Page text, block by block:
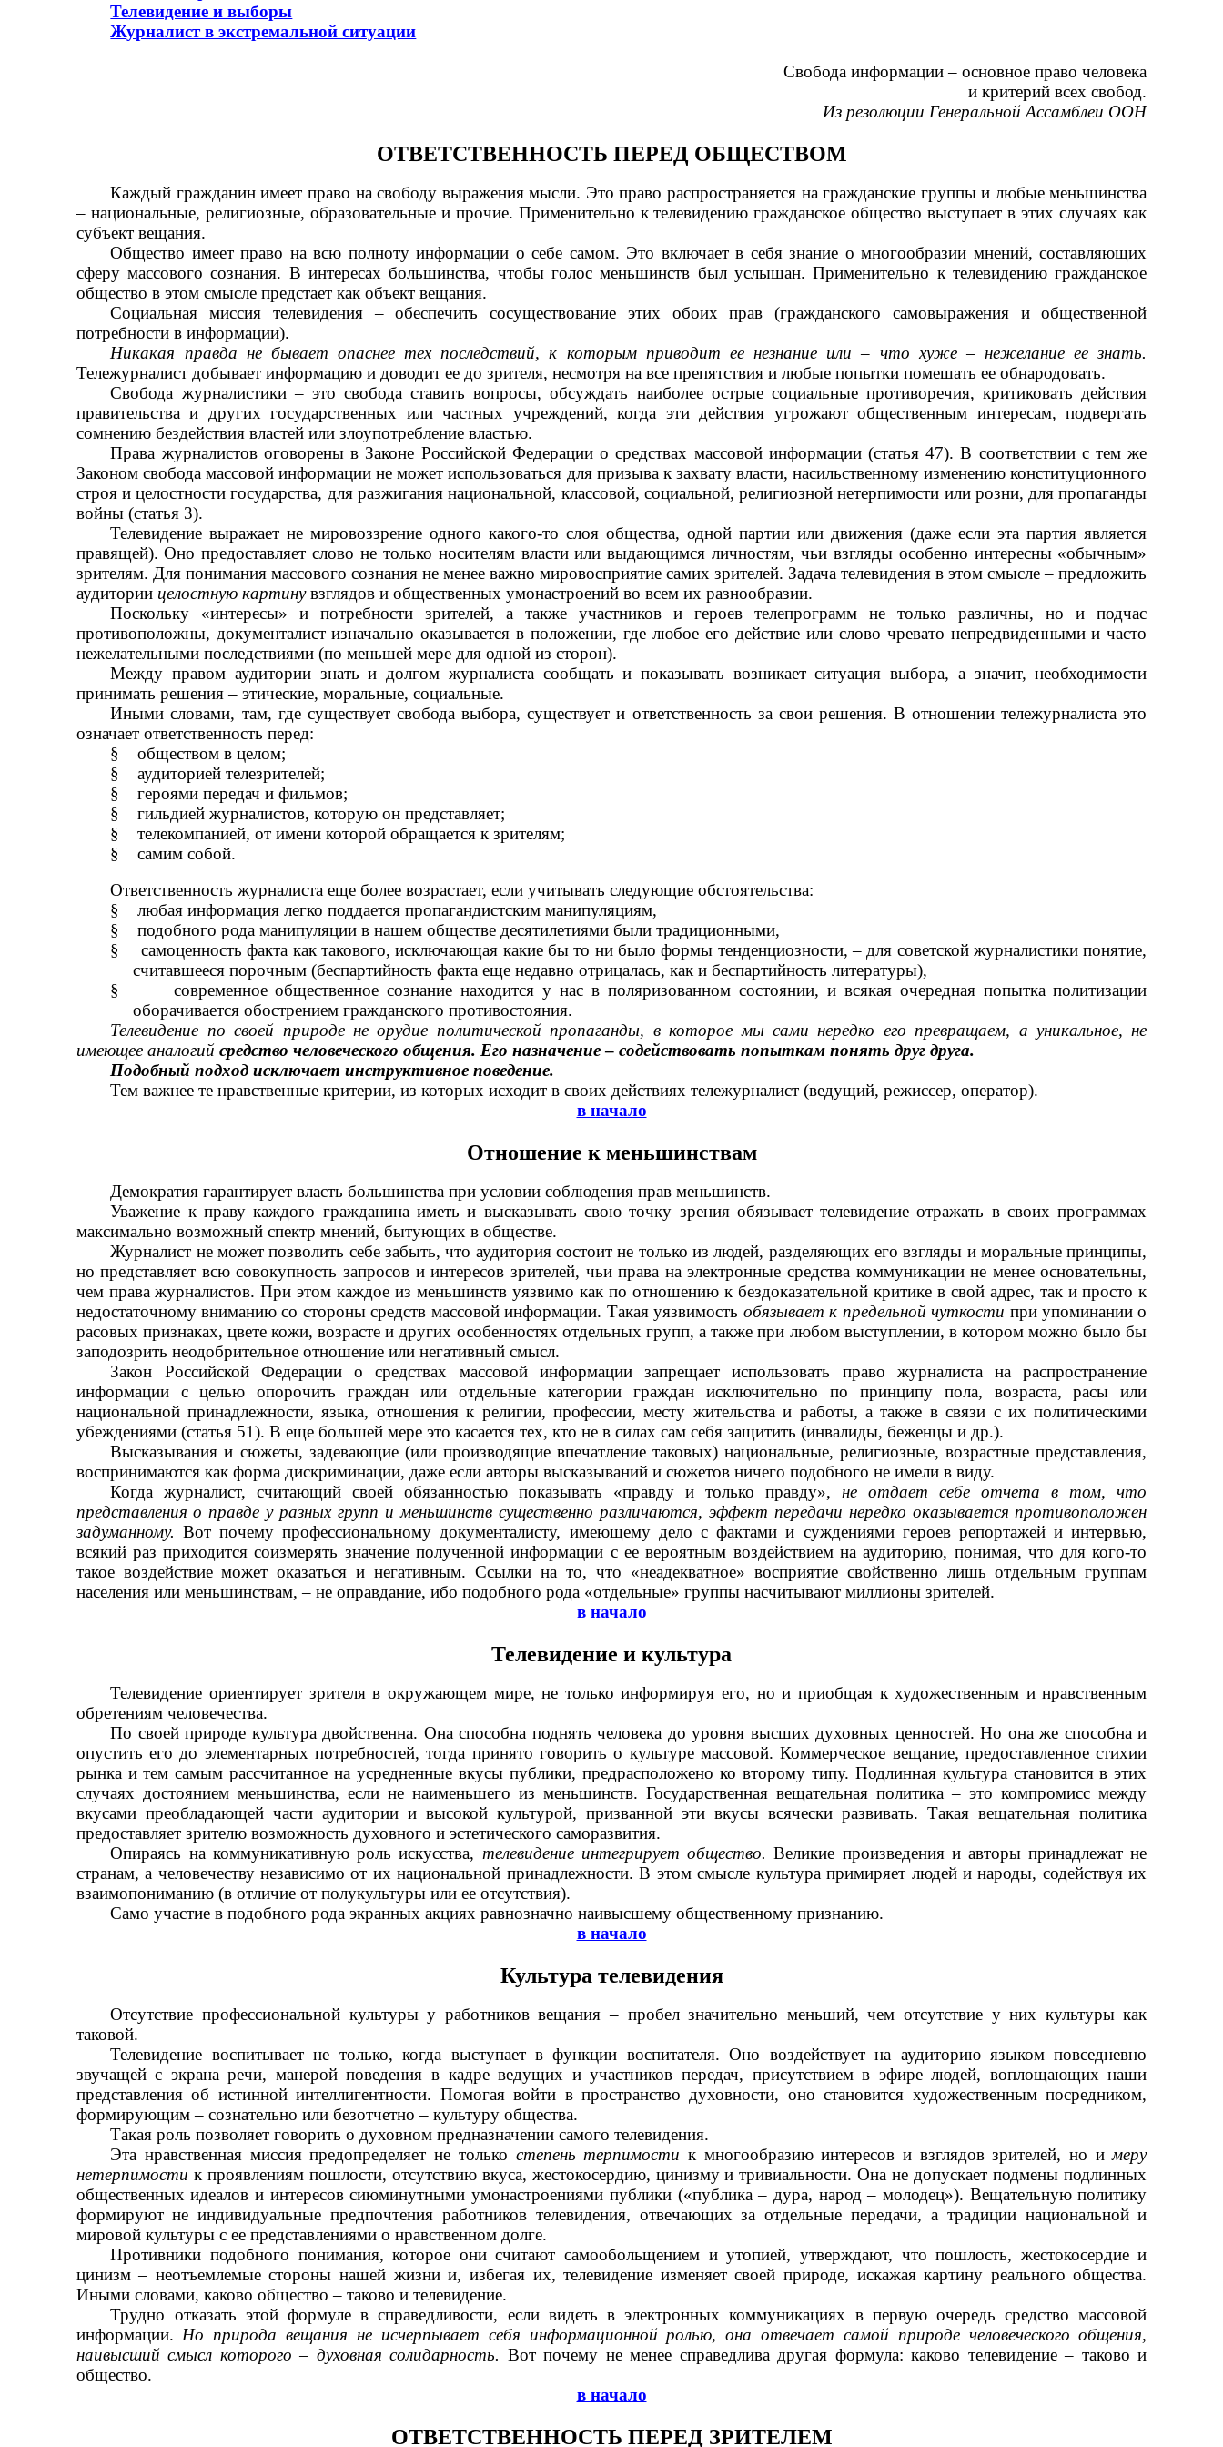
Телевидение и выборы
Журналист в экстремальной ситуации
Свобода информации– основное право человека
и критерий всех свобод.
Из резолюции Генеральной Ассамблеи ООН
ОТВЕТСТВЕННОСТЬ ПЕРЕД ОБЩЕСТВОМ
Каждый гражданин имеет право на свободу выражения мысли. Это право распространяется на гражданские группы и любые меньшинства
– национальные, религиозные, образовательные и прочие. Применительно к телевидению гражданское общество выступает в этих случаях как
субъект вещания.
Общество имеет право на всю полноту информации о себе самом. Это включает в себя знание о многообразии мнений, составляющих
сферу массового сознания. В интересах большинства, чтобы голос меньшинств был услышан. Применительно к телевидению гражданское
общество в этом смысле предстает как объект вещания.
Социальная миссия телевидения – обеспечить сосуществование этих обоих прав (гражданского самовыражения и общественной
потребности в информации).
Никакая правда не бывает опаснее тех последствий, к которым приводит ее незнание или– что хуже–нежелание ее знать.
Тележурналист добывает информацию и доводит ее до зрителя, несмотря на все препятствия и любые попытки помешать ее обнародовать.
Свобода журналистики – это свобода ставить вопросы, обсуждать наиболее острые социальные противоречия, критиковать действия
правительства и других государственных или частных учреждений, когда эти действия угрожают общественным интересам, подвергать
сомнению бездействия властей или злоупотребление властью.
Права журналистов оговорены в Законе Российской Федерации о средствах массовой информации (статья 47). В соответствии с тем же
Законом свобода массовой информации не может использоваться для призыва к захвату власти, насильственному изменению конституционного
строя и целостности государства, для разжигания национальной, классовой, социальной, религиозной нетерпимости или розни, для пропаганды
войны (статья 3).
Телевидение выражает не мировоззрение одного какого-то слоя общества, одной партии или движения (даже если эта партия является
правящей). Оно предоставляет слово не только носителям власти или выдающимся личностям, чьи взгляды особенно интересны «обычным»
зрителям. Для понимания массового сознания не менее важно мировосприятие самих зрителей. Задача телевидения в этом смысле – предложить
аудитории целостную картинувзглядов и общественных умонастроений во всем их разнообразии.
Поскольку «интересы» и потребности зрителей, а также участников и героев телепрограмм не только различны, но и подчас
противоположны, документалист изначально оказывается в положении, где любое его действие или слово чревато непредвиденными и часто
нежелательными последствиями (по меньшей мере для одной из сторон).
Между правом аудитории знать и долгом журналиста сообщать и показывать возникает ситуация выбора, а значит, необходимости
принимать решения – этические, моральные, социальные.
Иными словами, там, где существует свобода выбора, существует и ответственность за свои решения. В отношении тележурналиста это
означает ответственность перед:
§
обществом в целом;
§
аудиторией телезрителей;
§
героями передач и фильмов;
§
гильдией журналистов, которую он представляет;
§
телекомпанией, от имени которой обращается к зрителям;
§
самим собой.
Ответственность журналиста еще более возрастает, если учитывать следующие обстоятельства:
§
любая информация легко поддается пропагандистским манипуляциям,
§
подобного рода манипуляции в нашем обществе десятилетиями были традиционными,
§
самоценность факта как такового, исключающая какие бы то ни было формы тенденциозности, – для советской журналистики понятие,
считавшееся порочным (беспартийность факта еще недавно отрицалась, как и беспартийность литературы),
§
современное общественное сознание находится у нас в поляризованном состоянии, и всякая очередная попытка политизации
оборачивается обострением гражданского противостояния.
Телевидение по своей природе не орудие политической пропаганды, в которое мы сами нередко его превращаем, а уникальное, не
имеющее аналогий средство человеческого общения. Его назначение–содей­ствовать попыткам понять друг друга.
Подобный подход исключает инструктивное поведение.
Тем важнее те нравственные критерии, из которых исходит в своих действиях тележурналист (ведущий, режиссер, оператор).
в начало
Отношение к меньшинствам
Демократия гарантирует власть большинства при условии соблюдения прав меньшинств.
Уважение к праву каждого гражданина иметь и высказывать свою точку зрения обязывает телевидение отражать в своих программах
максимально возможный спектр мнений, бытующих в обществе.
Журналист не может позволить себе забыть, что аудитория состоит не только из людей, разделяющих его взгляды и моральные принципы,
но представляет всю совокупность запросов и интересов зрителей, чьи права на электронные средства коммуникации не менее основательны,
чем права журналистов. При этом каждое из меньшинств уязвимо как по отношению к бездоказательной критике в свой адрес, так и просто к
недостаточному вниманию со стороны средств массовой информации. Такая уязвимость обязывает к предельной чуткости при упоминании о
расовых признаках, цвете кожи, возрасте и других особенностях отдельных групп, а также при любом выступлении, в котором можно было бы
заподозрить неодобрительное отношение или негативный смысл.
Закон Российской Федерации о средствах массовой информации запрещает использовать право журналиста на распространение
информации с целью опорочить граждан или отдельные категории граждан исключительно по принципу пола, возраста, расы или
национальной принадлежности, языка, отношения к религии, профессии, месту жительства и работы, а также в связи с их политическими
убеждениями (статья 51). В еще большей мере это касается тех, кто не в силах сам себя защитить (инвалиды, беженцы и др.).
Высказывания и сюжеты, задевающие (или производящие впечатление таковых) национальные, религиозные, возрастные представления,
воспринимаются как форма дискриминации, даже если авторы высказываний и сюжетов ничего подобного не имели в виду.
Когда журналист, считающий своей обязанностью показывать «правду и только правду»,не отдает себе отчета в том, что
представления о правде у разных групп и меньшинств существенно различаются, эффект передачи нередко оказывается противоположен
задуманному. Вот почему профессиональному документалисту, имеющему дело с фактами и суждениями героев репортажей и интервью,
всякий раз приходится соизмерять значение полученной информации с ее вероятным воздействием на аудиторию, понимая, что для кого-то
такое воздействие может оказаться и негативным. Ссылки на то, что «неадекватное» восприятие свойственно лишь отдельным группам
населения или меньшинствам,–не оправдание, ибо подобного рода «отдельные» группы насчитывают миллионы зрителей.
в начало
Телевидение и культура
Телевидение ориентирует зрителя в окружающем мире, не только информируя его, но и приобщая к художественным и нравственным
обретениям человечества.
По своей природе культура двойственна. Она способна поднять человека до уровня высших духовных ценностей. Но она же способна и
опустить его до элементарных потребностей, тогда принято говорить о культуре массовой. Коммерческое вещание, предоставленное стихии
рынка и тем самым рассчитанное на усредненные вкусы публики, предрасположено ко второму типу. Подлинная культура становится в этих
случаях достоянием меньшинства, если не наименьшего из меньшинств. Государственная вещательная политика– это компромисс между
вкусами преобладающей части аудитории и высокой культурой, призванной эти вкусы всячески развивать. Такая вещательная политика
предоставляет зрителю возможность духовного и эстетического саморазвития.
Опираясь на коммуникативную роль искусства, телевидение интегрирует общество.Великие произведения и авторы принадлежат не
странам, а человечеству независимо от их национальной принадлежности. В этом смысле культура примиряет людей и народы, содействуя их
взаимопониманию (в отличие от полукультуры или ее отсутствия).
Само участие в подобного рода экранных акциях равнозначно наивысшему общественному признанию.
в начало
Культура телевидения
Отсутствие профессиональной культуры у работников вещания–пробел значительно меньший, чем отсутствие у них культуры как
таковой.
Телевидение воспитывает не только, когда выступает в функции воспитателя. Оно воздействует на аудиторию языком повседневно
звучащей с экрана речи, манерой поведения в кадре ведущих и участников передач, присутствием в эфире людей, воплощающих наши
представления об истинной интеллигентности. Помогая войти в пространство духовности, оно становится художественным посредником,
формирующим–сознательно или безотчетно–культуру общества.
Такая роль позволяет говорить о духовном предназначении самого телевидения.
Эта нравственная миссия предопределяет не только степень терпимости к многообразию интересов и взглядов зрителей, но имеру
нетерпимости к проявлениям пошлости, отсутствию вкуса, жестокосердию, цинизму и тривиальности. Она не допускает подмены подлинных
общественных идеалов и интересов сиюминутными умонастроениями публики («публика– дура, народ– молодец»). Вещательную политику
формируют не индивидуальные предпочтения работников телевидения, отвечающих за отдельные передачи, а традиции национальной и
мировой культуры с ее представлениями о нравственном долге.
Противники подобного понимания, которое они считают самообольщением и утопией, утверждают, что пошлость, жестокосердие и
цинизм– неотъемлемые стороны нашей жизни и, избегая их, телевидение изменяет своей природе, искажая картину реального общества.
Иными словами, каково общество–таково и телевидение.
Трудно отказать этой формуле в справедливости, если видеть в электронных коммуникациях в первую очередь средство массовой
информации. Но природа вещания не исчерпывает себя информационной ролью, она отвечает самой природе человеческого общения,
наивысший смысл которого– духовная солидарность. Вот почему не менее справедлива другая формула: каково телевидение– таково и
общество.
в начало
ОТВЕТСТВЕННОСТЬ ПЕРЕД ЗРИТЕЛЕМ